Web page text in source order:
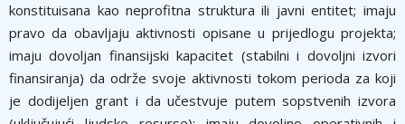
konstituisana kao neprofitna struktura ili javni entitet; imaju
pravo da obavljaju aktivnosti opisane u prijedlogu projekta;
imaju dovoljan finansijski kapacitet (stabilni i dovoljni izvori
finansiranja) da održe svoje aktivnosti tokom perioda za koji
je dodijeljen grant i da učestvuje putem sopstvenih izvora